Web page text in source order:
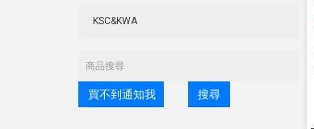
買不到通知我 搜尋